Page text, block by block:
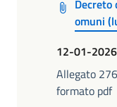
Decreto
omuni
12-01-2026
Allegato
formato pdf